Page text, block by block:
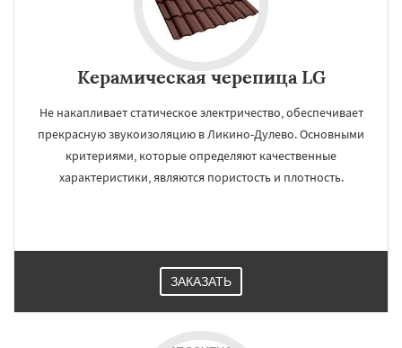
Керамическая черепица LG
Не накапливает статическое электричество, обеспечивает
прекрасную звукоизоляцию в Ликино-Дулево. Основными
критериями, которые определяют качественные
характеристики, являются пористость и плотность.
ЗАКАЗАТЬ